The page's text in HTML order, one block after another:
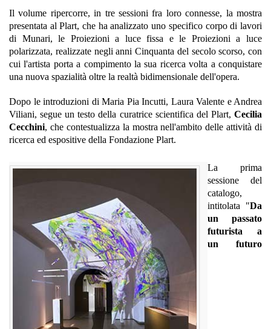
Il volume ripercorre, in tre sessioni fra loro connesse, la mostra
presentata al Plart, che ha analizzato uno specifico corpo di lavori
di Munari, le Proiezioni a luce fissa e le Proiezioni a luce
polarizzata, realizzate negli anni Cinquanta del secolo scorso, con
cui l'artista porta a compimento la sua ricerca volta a conquistare
una nuova spazialità oltre la realtà bidimensionale dell'opera.
Dopo le introduzioni di Maria Pia Incutti, Laura Valente e Andrea
Viliani, segue un testo della curatrice scientifica del Plart, Cecilia
Cecchini, che contestualizza la mostra nell'ambito delle attività di
ricerca ed espositive della Fondazione Plart.
La prima
sessione del
catalogo,
intitolata "Da
un passato
futurista a
un futuro